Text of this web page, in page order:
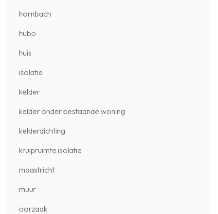
hornbach
hubo
huis
isolatie
kelder
kelder onder bestaande woning
kelderdichting
kruipruimte isolatie
maastricht
muur
oorzaak